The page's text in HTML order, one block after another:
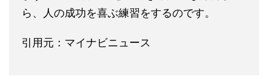
ら、人の成功を喜ぶ練習をするのです。
引用元：マイナビニュース